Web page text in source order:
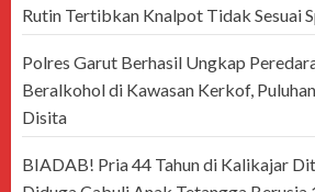
Rutin Tertibkan Knalpot Tidak Sesuai
Polres Garut Berhasil Ungkap
Beralkohol di Kawasan Kerkof,
Disita
BIADAB! Pria 44 Tahun di Kalikajar